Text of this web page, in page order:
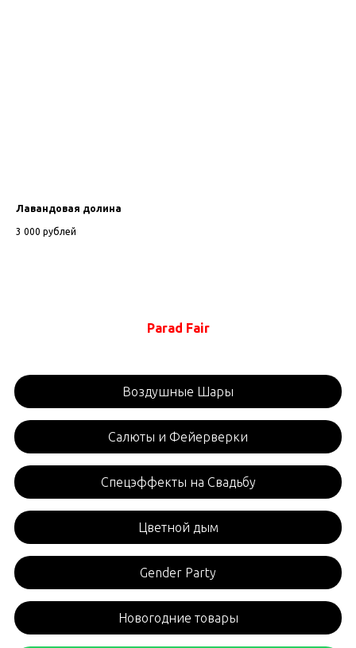
Лавандовая долина
3 000 рублей
Parad Fair
Воздушные Шары
Салюты и Фейерверки
Спецэффекты на Свадьбу
Цветной дым
Gender Party
Новогодние товары